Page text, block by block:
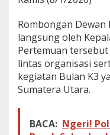
k
e
B
a
l
a
Rombongan Dewan
langsung oleh
Pertemuan
lintas organisasi
kegiatan Bulan K3
Sumatera Utara.
BACA: Ngeri!